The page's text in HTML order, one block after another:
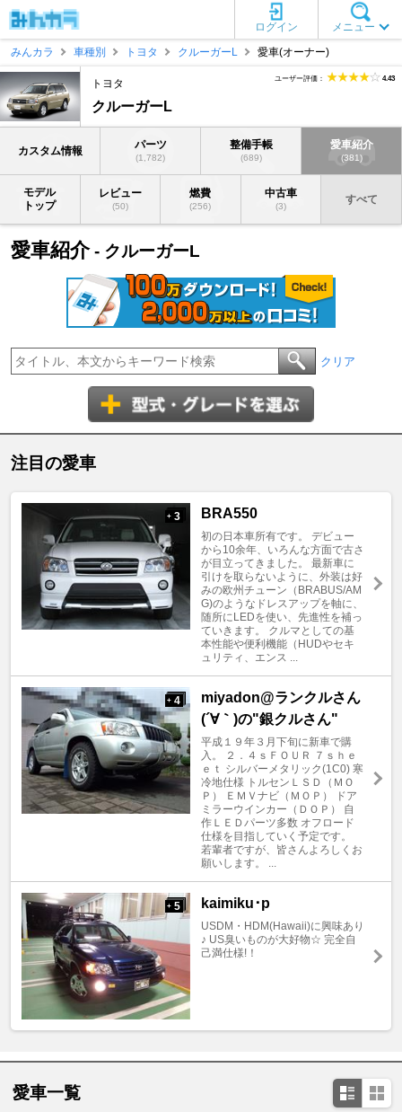
メニュー
ログイン
みんカラ
車種別 トヨタ クルーガーL 愛車(オーナー)
トヨタ
クルーガーL
ユーザー評価： 4.43
カスタム情報 パーツ
(1,782)
整備手帳
(689)
愛車紹介
(381)
モデル
トップ
レビュー
(50)
燃費
(256)
中古車
(3)
すべて
愛車紹介- クルーガーL
クリア
注目の愛車
+ 3 BRA550
初の日本車所有です。 デビュー
から10余年、いろんな方面で古さ
が目立ってきました。 最新車に
引けを取らないように、外装は好
みの欧州チューン（BRABUS/AM
G)のようなドレスアップを軸に、
随所にLEDを使い、先進性を補っ
ていきます。 クルマとしての基
本性能や便利機能（HUDやセキ
ュリティ、エンス ...
+ 4
miyadon@ランクルさん
(´∀｀)の"銀クルさん"
平成１９年３月下旬に新車で購
入。 ２．４ｓＦＯＵＲ ７ｓｈｅ
ｅｔ シルバーメタリック(1C0) 寒
冷地仕様 トルセンＬＳＤ（ＭＯ
Ｐ） ＥＭＶナビ（ＭＯＰ） ドア
ミラーウインカー（ＤＯＰ） 自
作ＬＥＤパーツ多数 オフロード
仕様を目指していく予定です。
若輩者ですが、皆さんよろしくお
願いします。 ...
+ 5 kaimiku･p
USDM・HDM(Hawaii)に興味あり
♪ US臭いものが大好物☆ 完全自
己満仕様!！
愛車一覧